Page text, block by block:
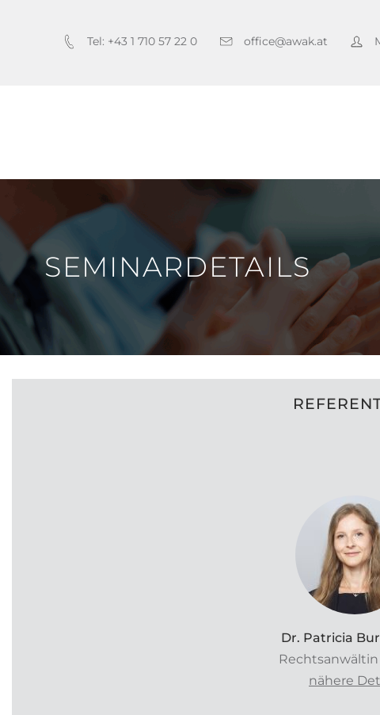
Tel: +43 1 710 57 22 0 office@awak.at
SEMINARDETAILS
Dr. Patricia
nähere